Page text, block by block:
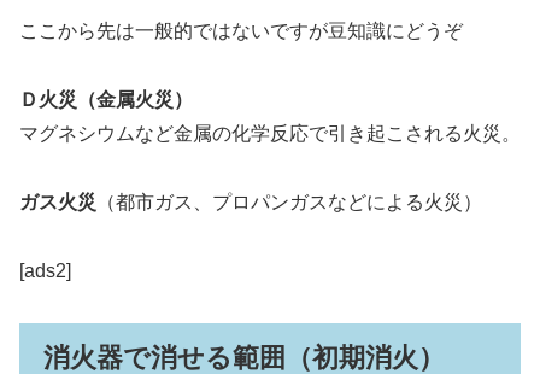
ここから先は一般的ではないですが豆知識にどうぞ
Ｄ火災（金属火災）
マグネシウムなど金属の化学反応で引き起こされる火災。
ガス火災 （都市ガス、プロパンガスなどによる火災）
[ads2]
消火器で消せる範囲（初期消火）